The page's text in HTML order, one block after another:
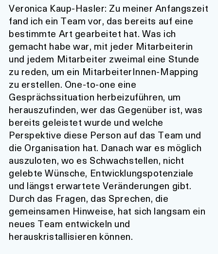
Veronica Kaup-Hasler: Zu meiner Anfangszeit
fand ich ein Team vor, das bereits auf eine
bestimmte Art gearbeitet hat. Was ich
gemacht habe war, mit jeder Mitarbeiterin
und jedem Mitarbeiter zweimal eine Stunde
zu reden, um ein MitarbeiterInnen-Mapping
zu erstellen. One-to-one eine
Gesprächssituation herbeizuführen, um
herauszufinden, wer das Gegenüber ist, was
bereits geleistet wurde und welche
Perspektive diese Person auf das Team und
die Organisation hat. Danach war es möglich
auszuloten, wo es Schwachstellen, nicht
gelebte Wünsche, Entwicklungspotenziale
und längst erwartete Veränderungen gibt.
Durch das Fragen, das Sprechen, die
gemeinsamen Hinweise, hat sich langsam ein
neues Team entwickeln und
herauskristallisieren können.